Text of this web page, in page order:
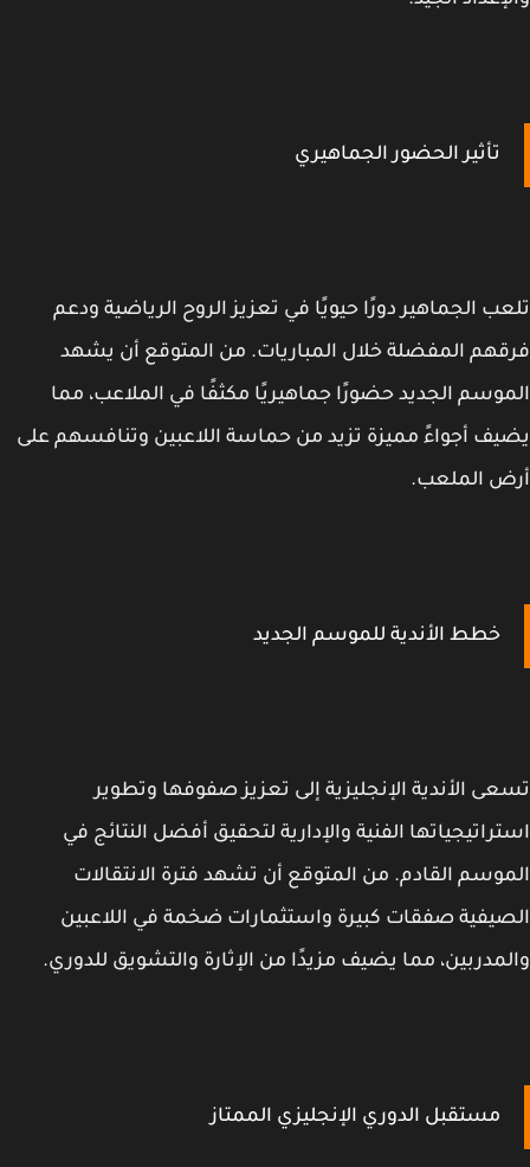
تأثير الحضور الجماهيري
الجماهير دورًا حيويًا في تعزيز الروح الرياضية ودعم
المفضلة خلال المباريات. من المتوقع أن يشهد
الجديد حضورًا جماهيريًا مكثفًا في الملاعب، مما
أجواءً مميزة تزيد من حماسة اللاعبين وتنافسهم على
الملعب.
خطط الأندية للموسم الجديد
الأندية الإنجليزية إلى تعزيز صفوفها وتطوير
الفنية والإدارية لتحقيق أفضل النتائج في
القادم. من المتوقع أن تشهد فترة الانتقالات
صفقات كبيرة واستثمارات ضخمة في اللاعبين
مما يضيف مزيدًا من الإثارة والتشويق للدوري.
مستقبل الدوري الإنجليزي الممتاز